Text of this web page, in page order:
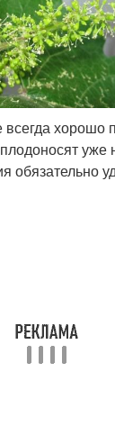
всегда хорошо
обязательно